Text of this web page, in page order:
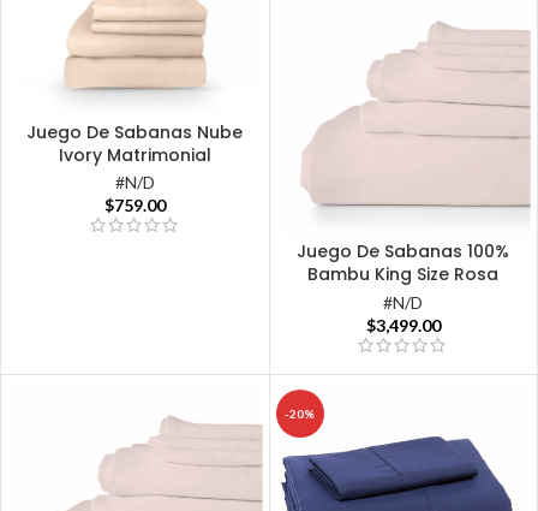
Juego De Sabanas Nube
Ivory Matrimonial
#N/D
$759.00
Juego De Sabanas 100%
Bambu King Size Rosa
#N/D
$3,499.00
-20%